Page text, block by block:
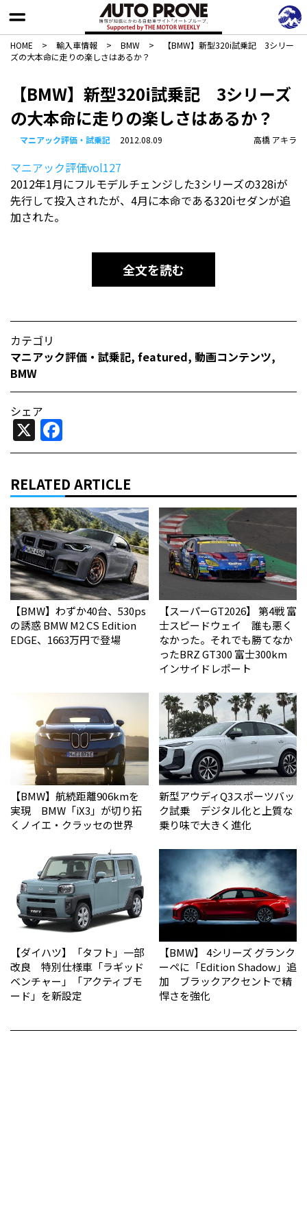
HOME > 輸入車情報 > BMW >
【BMW】新型320i試乗記 3シリー
ズの大本命に走りの楽しさはあるか？
【BMW】新型320i試乗記 3シリーズ
の大本命に走りの楽しさはあるか？
マニアック評価・試乗記 2012.08.09 高橋 アキラ
マニアック評価vol127
2012年1月にフルモデルチェンジした3シリーズの328iが
先行して投入されたが、4月に本命である320iセダンが追
加された。
全文を読む
カテゴリ
マニアック評価・試乗記, featured, 動画コンテンツ,
BMW
シェア
X
RELATED ARTICLE
【BMW】わずか40台、530ps
の誘惑 BMW M2 CS Edition
EDGE、1663万円で登場
【スーパーGT2026】 第4戦 富
士スピードウェイ 誰も悪く
なかった。それでも勝てなか
った――BRZ GT300 富士300km
インサイドレポート
【BMW】航続距離906kmを
実現 BMW「iX3」が切り拓
くノイエ・クラッセの世界
新型アウディQ3スポーツバッ
ク試乗 デジタル化と上質な
乗り味で大きく進化
【ダイハツ】「タフト」一部
改良 特別仕様車「ラギッド
ベンチャー」「アクティブモ
ード」を新設定
【BMW】 4シリーズ グランク
ーペに「Edition Shadow」追
加 ブラックアクセントで精
悍さを強化